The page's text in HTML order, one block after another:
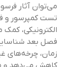
می‌توان آثار
تست کمپرسور و
الکترونیکی،
فصل بعد
زمان، چرخه‌های